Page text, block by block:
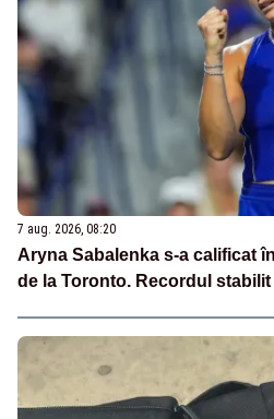
7 aug. 2026, 08:20
Aryna Sabalenka s-a calificat
de la Toronto. Recordul stabilit